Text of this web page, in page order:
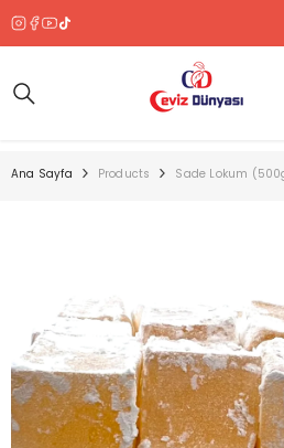
Ana Sayfa Products Sade Lokum